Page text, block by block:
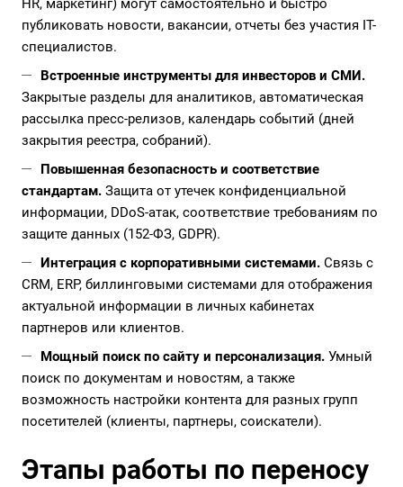
HR, маркетинг) могут самостоятельно и быстро
публиковать новости, вакансии, отчеты без участия IT-
специалистов.
Встроенные инструменты для инвесторов и СМИ.
Закрытые разделы для аналитиков, автоматическая
рассылка пресс-релизов, календарь событий (дней
закрытия реестра, собраний).
Повышенная безопасность и соответствие
стандартам. Защита от утечек конфиденциальной
информации, DDoS-атак, соответствие требованиям по
защите данных (152-ФЗ, GDPR).
Интеграция с корпоративными системами. Связь с
CRM, ERP, биллинговыми системами для отображения
актуальной информации в личных кабинетах
партнеров или клиентов.
Мощный поиск по сайту и персонализация. Умный
поиск по документам и новостям, а также
возможность настройки контента для разных групп
посетителей (клиенты, партнеры, соискатели).
Этапы работы по переносу